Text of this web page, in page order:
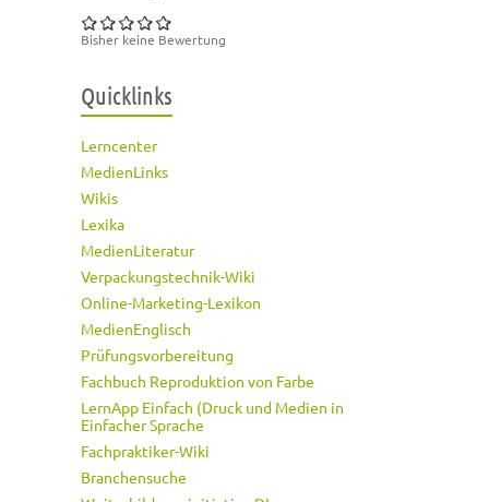
Bisher keine Bewertung
Quicklinks
Lerncenter
MedienLinks
Wikis
Lexika
MedienLiteratur
Verpackungstechnik-Wiki
Online-Marketing-Lexikon
MedienEnglisch
Prüfungsvorbereitung
Fachbuch Reproduktion von Farbe
LernApp Einfach (Druck und Medien in
Einfacher Sprache
Fachpraktiker-Wiki
Branchensuche